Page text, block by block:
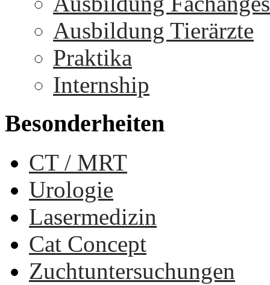
Ausbildung Tierärzte
Praktika
Internship
Besonderheiten
CT / MRT
Urologie
Lasermedizin
Cat Concept
Zuchtuntersuchungen